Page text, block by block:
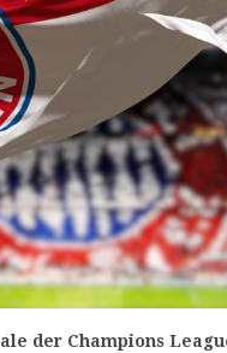
der Champions